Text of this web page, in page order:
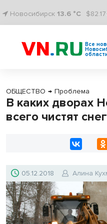
Новосибирск 13.6 °C
Все
ОБЩЕСТВО → Проблема
В каких дворах
всего чистят снег
05.12.2018 Алина